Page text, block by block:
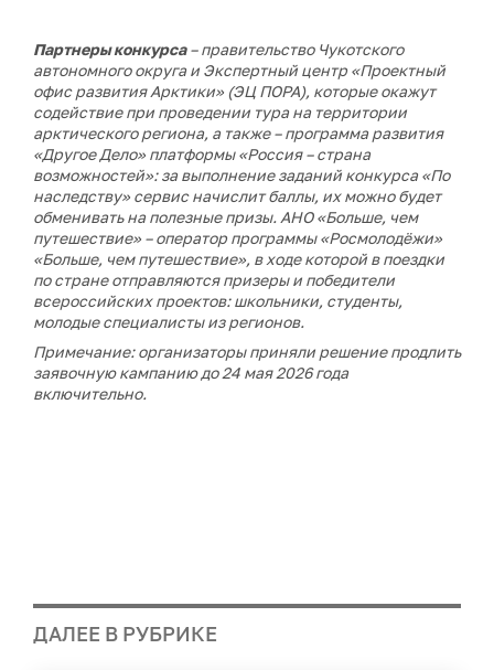
Партнеры конкурса– правительство Чукотского
автономного округа и Экспертный центр «Проектный
офис развития Арктики» (ЭЦ ПОРА), которые окажут
содействие при проведении тура на территории
арктического региона, а также – программа развития
«Другое Дело» платформы «Россия – страна
возможностей»: за выполнение заданий конкурса «По
наследству» сервис начислит баллы, их можно будет
обменивать на полезные призы. АНО «Больше, чем
путешествие» – оператор программы «Росмолодёжи»
«Больше, чем путешествие», в ходе которой в поездки
по стране отправляются призеры и победители
всероссийских проектов: школьники, студенты,
молодые специалисты из регионов.
Примечание: организаторы приняли решение продлить
заявочную кампанию до 24 мая 2026 года
включительно.
ДАЛЕЕ В РУБРИКЕ